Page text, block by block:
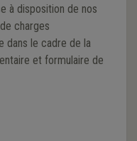
à disposition de nos
charges
dans le cadre de la
et formulaire de